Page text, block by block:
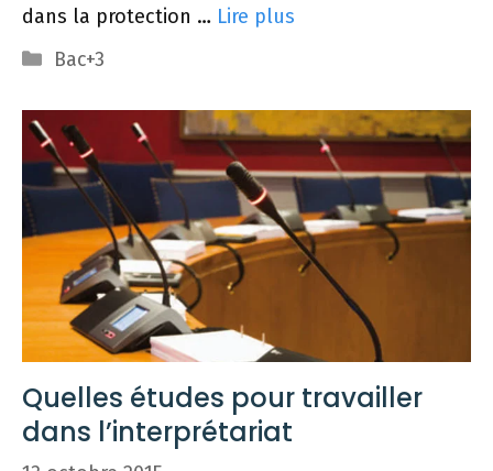
dans la protection … Lire plus
Catégories
Bac+3
Quelles études pour travailler
dans l’interprétariat